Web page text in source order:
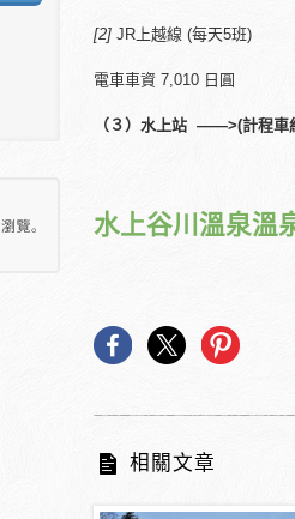
[2] JR上越線 (每天5班)
電車車資 7,010 日圓
（３）水上站 ——>(計程車
水上谷川溫泉溫
相關文章